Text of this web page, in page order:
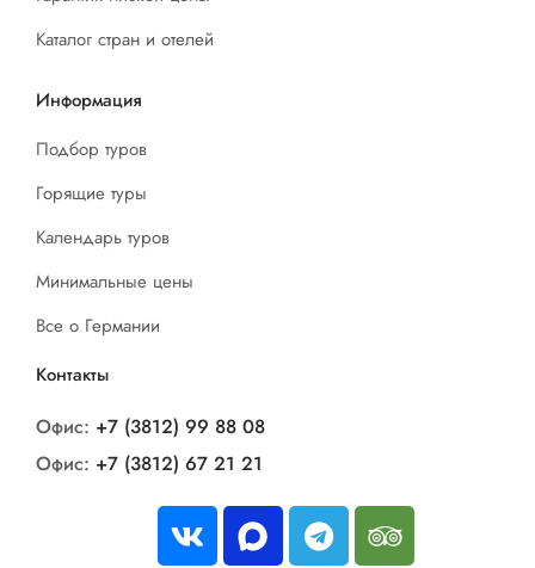
Каталог стран и отелей
Информация
Подбор туров
Горящие туры
Календарь туров
Минимальные цены
Все о Германии
Контакты
Офис: +7 (3812) 99 88 08
Офис: +7 (3812) 67 21 21